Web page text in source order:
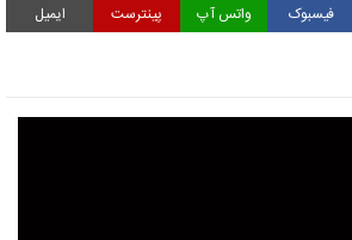
فیسبوک واتس آپ پینترست ایمیل